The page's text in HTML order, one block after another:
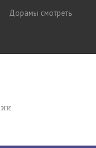
Дорамы смотреть